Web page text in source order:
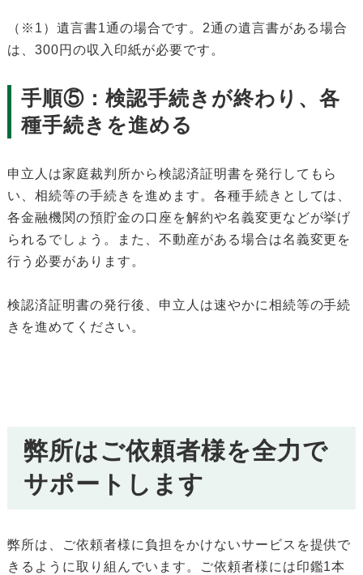
（※1）遺言書1通の場合です。2通の遺言書がある場合
は、300円の収入印紙が必要です。
手順⑤：検認手続きが終わり、各
種手続きを進める
申立人は家庭裁判所から検認済証明書を発行してもら
い、相続等の手続きを進めます。各種手続きとしては、
各金融機関の預貯金の口座を解約や名義変更などが挙げ
られるでしょう。また、不動産がある場合は名義変更を
行う必要があります。
検認済証明書の発行後、申立人は速やかに相続等の手続
きを進めてください。
弊所はご依頼者様を全力で
サポートします
弊所は、ご依頼者様に負担をかけないサービスを提供で
きるように取り組んでいます。ご依頼者様には印鑑1本